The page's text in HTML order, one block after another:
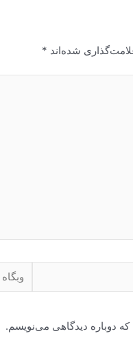
شده‌اند *
که دوباره دیدگاهی می‌نویسم.